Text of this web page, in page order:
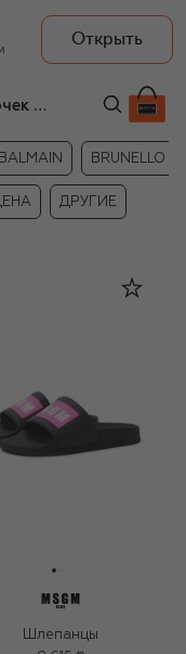
Открыть
Шлепанцы для девочек MSGM kids
BALMAIN BRUNELLO
ДРУГИЕ
Шлепанцы